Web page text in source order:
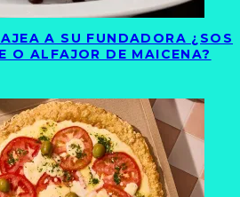
A SU FUNDADORA ¿SOS
O ALFAJOR DE MAICENA?